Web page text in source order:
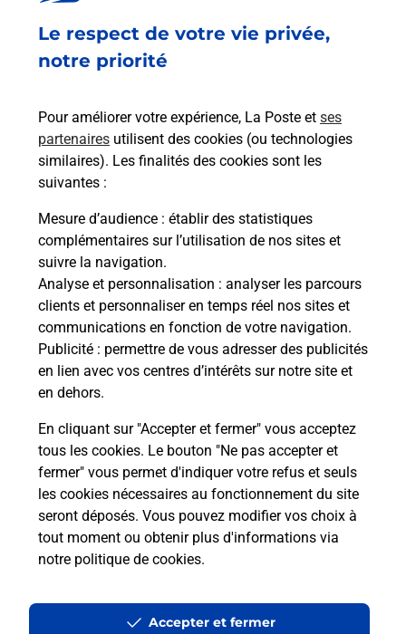
Le respect de votre vie privée,
notre priorité
Pour améliorer votre expérience, La Poste et ses
partenaires utilisent des cookies (ou technologies
similaires). Les finalités des cookies sont les
suivantes :
Mesure d’audience : établir des statistiques
complémentaires sur l’utilisation de nos sites et
suivre la navigation.
Analyse et personnalisation : analyser les parcours
clients et personnaliser en temps réel nos sites et
communications en fonction de votre navigation.
Publicité : permettre de vous adresser des publicités
en lien avec vos centres d’intérêts sur notre site et
en dehors.
En cliquant sur "Accepter et fermer" vous acceptez
tous les cookies. Le bouton "Ne pas accepter et
fermer" vous permet d'indiquer votre refus et seuls
les cookies nécessaires au fonctionnement du site
seront déposés. Vous pouvez modifier vos choix à
tout moment ou obtenir plus d'informations via
notre politique de cookies.
Accepter et fermer
La Poste
en ligne
En savoir plus
Recherchez un autre point de contact
Questions fréquemment posées
Quel réseau utilise La Poste Mobile ?
Est-ce que je peux garder mon
numéro de mobile gratuitement ?
Est-ce que je peux bénéficier de la 5G
avec La Poste Mobile ?
à l’étranger avec La Poste Mobile ?